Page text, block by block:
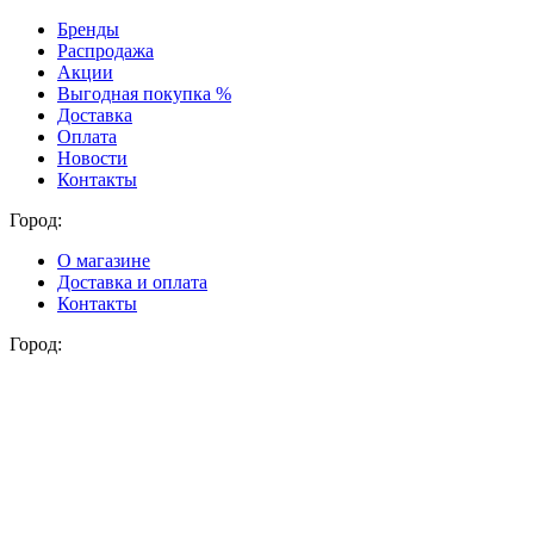
Бренды
Распродажа
Акции
Выгодная покупка %
Доставка
Оплата
Новости
Контакты
Город:
О магазине
Доставка и оплата
Контакты
Город: